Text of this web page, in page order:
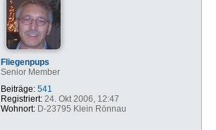
Fliegenpups
Senior Member
Beiträge: 541
Registriert:24. Okt 2006, 12:47
Wohnort:D-23795 Klein Rönnau